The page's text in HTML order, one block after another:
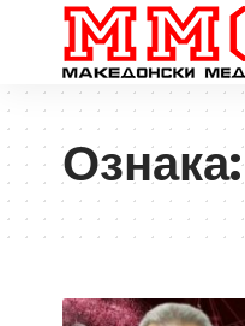
Ознака: